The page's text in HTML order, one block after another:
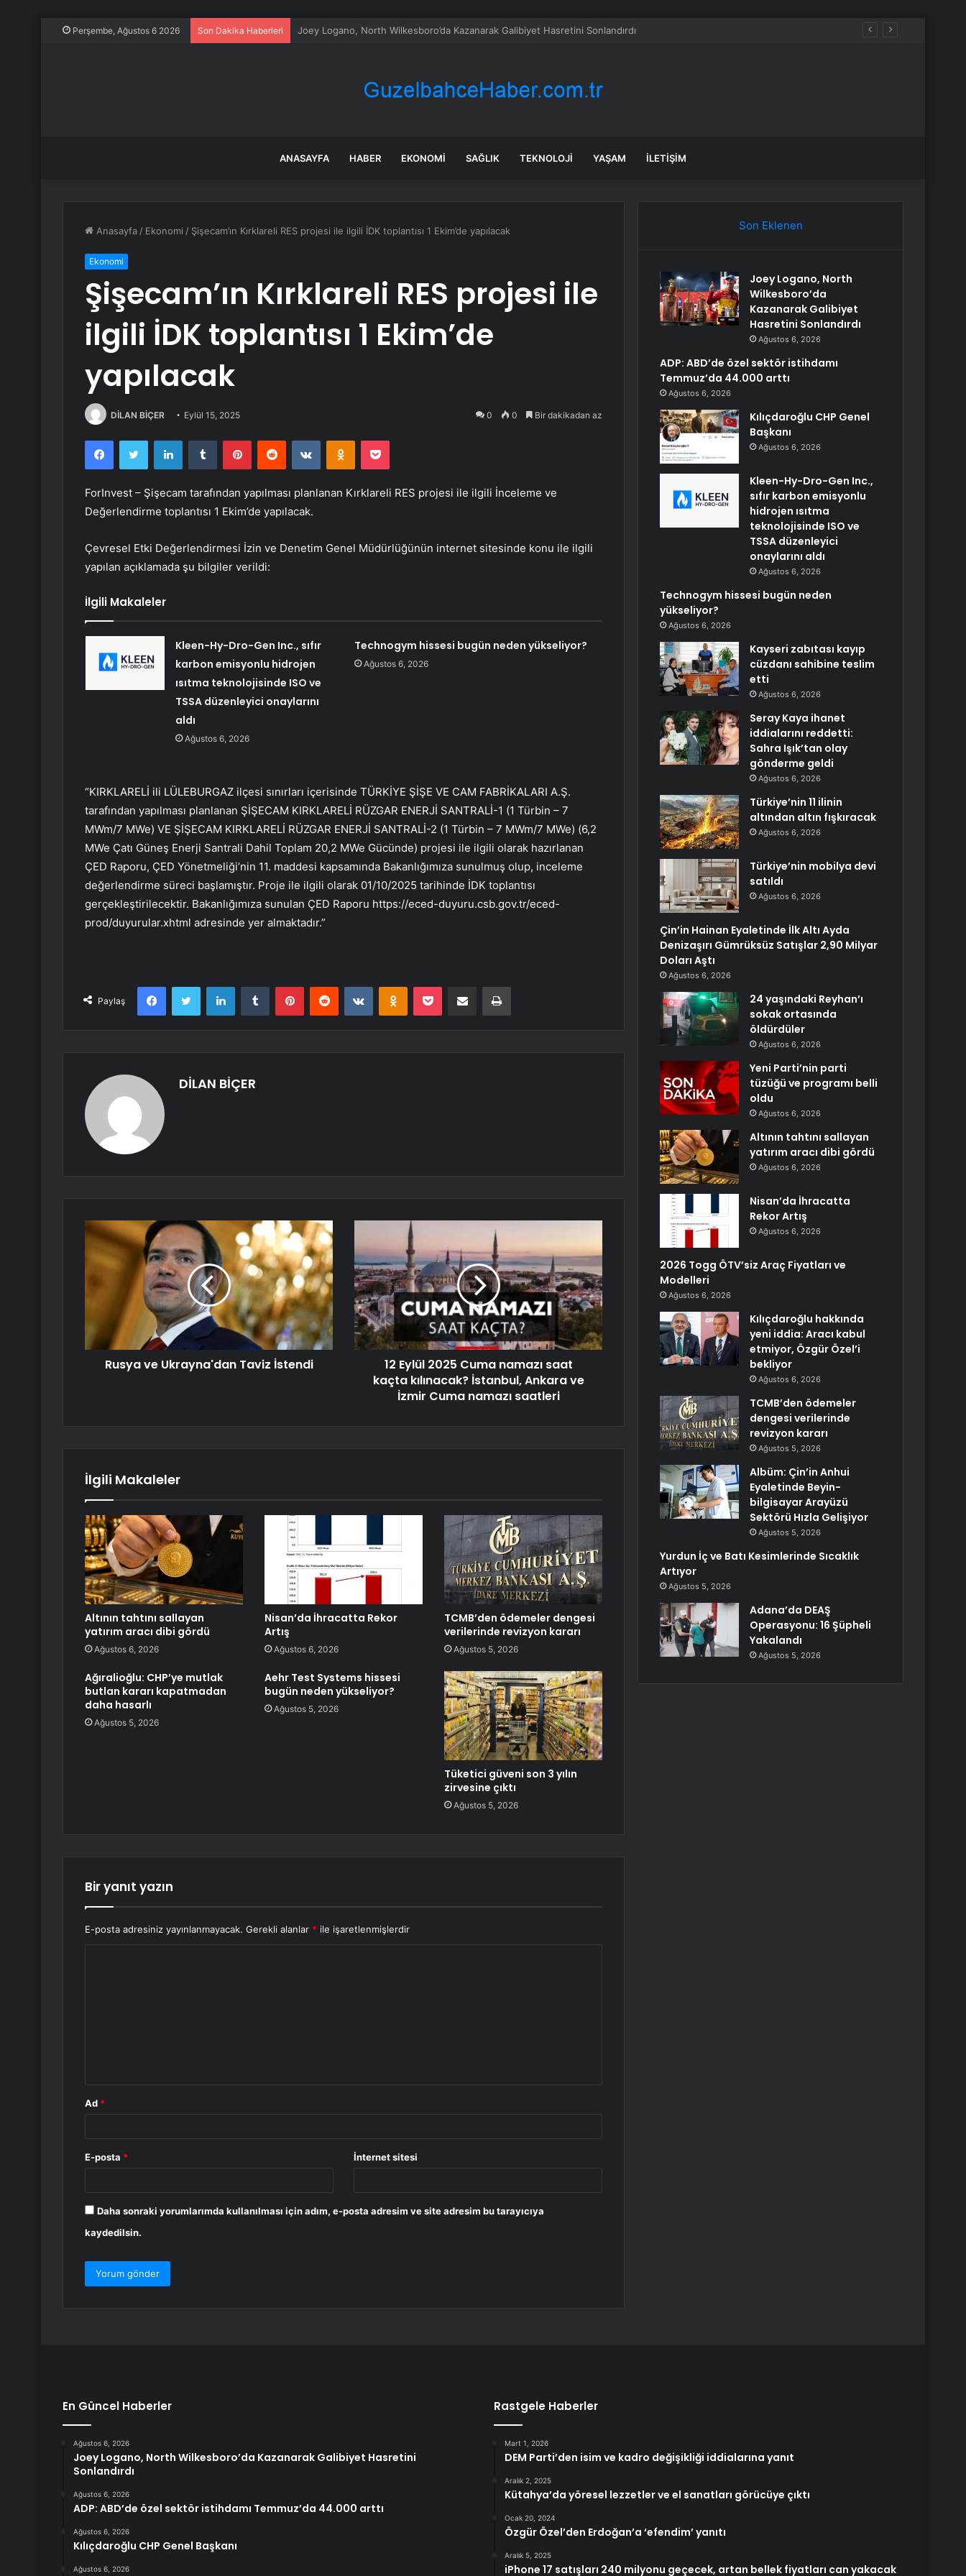
Perşembe, Ağustos 6 2026 Son Dakika Haberleri ADP: ABD’de özel sektör istihdamı Temmuz’da 44.000 arttı
ANASAYFA HABER EKONOMI SAĞLIK TEKNOLOJI YAŞAM İLETIŞIM
Anasayfa / Ekonomi / Şişecam’ın Kırklareli RES projesi ile ilgili İDK toplantısı 1 Ekim’de yapılacak
Ekonomi
Şişecam’ın Kırklareli RES projesi ile
ilgili İDK toplantısı 1 Ekim’de
yapılacak
DİLAN BİÇER Eylül 15, 2025 0 0 Bir dakikadan az
FacebookTwitter LinkedInTumblr PinterestReddit VKontakteOdnoklassniki
Pocket
ForInvest – Şişecam tarafından yapılması planlanan Kırklareli RES projesi ile ilgili İnceleme ve
Değerlendirme toplantısı 1 Ekim’de yapılacak.
Çevresel Etki Değerlendirmesi İzin ve Denetim Genel Müdürlüğünün internet sitesinde konu ile ilgili
yapılan açıklamada şu bilgiler verildi:
İlgili Makaleler
Kleen-Hy-Dro-Gen Inc., sıfır
karbon emisyonlu hidrojen
ısıtma teknolojisinde ISO ve
TSSA düzenleyici onaylarını
aldı
Ağustos 6, 2026
Technogym hissesi bugün neden yükseliyor?
Ağustos 6, 2026
“KIRKLARELİ ili LÜLEBURGAZ ilçesi sınırları içerisinde TÜRKİYE ŞİŞE VE CAM FABRİKALARI A.Ş.
tarafından yapılması planlanan ŞİŞECAM KIRKLARELİ RÜZGAR ENERJİ SANTRALİ-1 (1 Türbin – 7
MWm/7 MWe) VE ŞİŞECAM KIRKLARELİ RÜZGAR ENERJİ SANTRALİ-2 (1 Türbin – 7 MWm/7 MWe) (6,2
MWe Çatı Güneş Enerji Santrali Dahil Toplam 20,2 MWe Gücünde) projesi ile ilgili olarak hazırlanan
ÇED Raporu, ÇED Yönetmeliği’nin 11. maddesi kapsamında Bakanlığımıza sunulmuş olup, inceleme
değerlendirme süreci başlamıştır. Proje ile ilgili olarak 01/10/2025 tarihinde İDK toplantısı
gerçekleştirilecektir. Bakanlığımıza sunulan ÇED Raporu https://eced-duyuru.csb.gov.tr/eced-
prod/duyurular.xhtml adresinde yer almaktadır.”
Paylaş
FacebookTwitter LinkedInTumblr PinterestReddit VKontakteOdnoklassniki
Pocket E-Posta ile paylaş Yazdır
DİLAN BİÇER
Rusya ve Ukrayna'dan Taviz İstendi
12 Eylül 2025 Cuma namazı saat
kaçta kılınacak? İstanbul, Ankara ve
İzmir Cuma namazı saatleri
İlgili Makaleler
Altının tahtını sallayan
yatırım aracı dibi gördü
Ağustos 6, 2026
Nisan’da İhracatta Rekor
Artış
Ağustos 6, 2026
TCMB’den ödemeler dengesi
verilerinde revizyon kararı
Ağustos 5, 2026
Ağıralioğlu: CHP’ye mutlak
butlan kararı kapatmadan
daha hasarlı
Ağustos 5, 2026
Aehr Test Systems hissesi
bugün neden yükseliyor?
Ağustos 5, 2026
Tüketici güveni son 3 yılın
zirvesine çıktı
Ağustos 5, 2026
Bir yanıt yazın
E-posta adresiniz yayınlanmayacak. Gerekli alanlar * ile işaretlenmişlerdir
Ad *
E-posta * İnternet sitesi
Daha sonraki yorumlarımda kullanılması için adım, e-posta adresim ve site adresim bu tarayıcıya
kaydedilsin.
Son Eklenen
Joey Logano, North
Wilkesboro’da
Kazanarak Galibiyet
Hasretini Sonlandırdı
Ağustos 6, 2026
ADP: ABD’de özel sektör istihdamı
Temmuz’da 44.000 arttı
Ağustos 6, 2026
Kılıçdaroğlu CHP Genel
Başkanı
Ağustos 6, 2026
Kleen-Hy-Dro-Gen Inc.,
sıfır karbon emisyonlu
hidrojen ısıtma
teknolojisinde ISO ve
TSSA düzenleyici
onaylarını aldı
Ağustos 6, 2026
Technogym hissesi bugün neden
yükseliyor?
Ağustos 6, 2026
Kayseri zabıtası kayıp
cüzdanı sahibine teslim
etti
Ağustos 6, 2026
Seray Kaya ihanet
iddialarını reddetti:
Sahra Işık’tan olay
gönderme geldi
Ağustos 6, 2026
Türkiye’nin 11 ilinin
altından altın fışkıracak
Ağustos 6, 2026
Türkiye’nin mobilya devi
satıldı
Ağustos 6, 2026
Çin’in Hainan Eyaletinde İlk Altı Ayda
Denizaşırı Gümrüksüz Satışlar 2,90 Milyar
Doları Aştı
Ağustos 6, 2026
24 yaşındaki Reyhan’ı
sokak ortasında
öldürdüler
Ağustos 6, 2026
Yeni Parti’nin parti
tüzüğü ve programı belli
oldu
Ağustos 6, 2026
Altının tahtını sallayan
yatırım aracı dibi gördü
Ağustos 6, 2026
Nisan’da İhracatta
Rekor Artış
Ağustos 6, 2026
2026 Togg ÖTV’siz Araç Fiyatları ve
Modelleri
Ağustos 6, 2026
Kılıçdaroğlu hakkında
yeni iddia: Aracı kabul
etmiyor, Özgür Özel’i
bekliyor
Ağustos 6, 2026
TCMB’den ödemeler
dengesi verilerinde
revizyon kararı
Ağustos 5, 2026
Albüm: Çin’in Anhui
Eyaletinde Beyin-
bilgisayar Arayüzü
Sektörü Hızla Gelişiyor
Ağustos 5, 2026
Yurdun İç ve Batı Kesimlerinde Sıcaklık
Artıyor
Ağustos 5, 2026
Adana’da DEAŞ
Operasyonu: 16 Şüpheli
Yakalandı
Ağustos 5, 2026
En Güncel Haberler
Ağustos 6, 2026
Joey Logano, North Wilkesboro’da Kazanarak Galibiyet Hasretini
Sonlandırdı
Ağustos 6, 2026
ADP: ABD’de özel sektör istihdamı Temmuz’da 44.000 arttı
Ağustos 6, 2026
Kılıçdaroğlu CHP Genel Başkanı
Ağustos 6, 2026
Rastgele Haberler
Mart 1, 2026
DEM Parti’den isim ve kadro değişikliği iddialarına yanıt
Aralık 2, 2025
Kütahya’da yöresel lezzetler ve el sanatları görücüye çıktı
Ocak 20, 2024
Özgür Özel’den Erdoğan’a ‘efendim’ yanıtı
Aralık 5, 2025
iPhone 17 satışları 240 milyonu geçecek, artan bellek fiyatları can yakacak